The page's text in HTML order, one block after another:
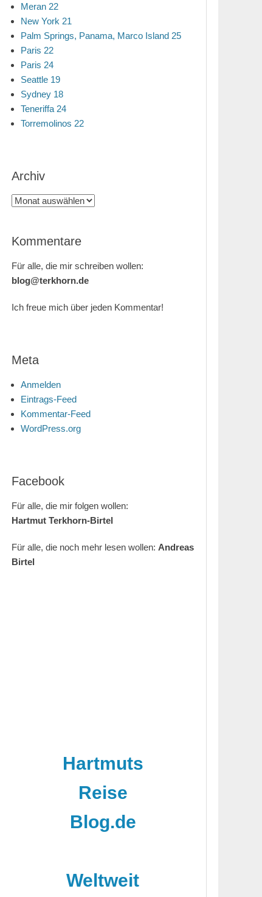
Meran 22
New York 21
Palm Springs, Panama, Marco Island 25
Paris 22
Paris 24
Seattle 19
Sydney 18
Teneriffa 24
Torremolinos 22
Archiv
Archiv
Kommentare
Für alle, die mir schreiben wollen:
blog@terkhorn.de
Ich freue mich über jeden Kommentar!
Meta
Anmelden
Eintrags-Feed
Kommentar-Feed
WordPress.org
Facebook
Für alle, die mir folgen wollen:
Hartmut Terkhorn-Birtel
Für alle, die noch mehr lesen wollen: Andreas
Birtel
Hartmuts
Reise
Blog.de
Weltweit